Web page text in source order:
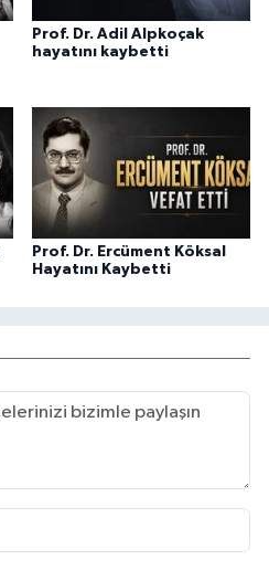
Prof. Dr. Adil Alpkoçak
hayatını kaybetti
Prof. Dr. Ercüment Köksal
Hayatını Kaybetti